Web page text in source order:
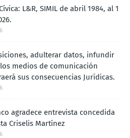
L&R, SIMIL de abril 1984, al 1
adulterar datos, infundir
medios de comunicación
sus consecuencias Jurídicas.
agradece entrevista concedida
Criselis Martínez